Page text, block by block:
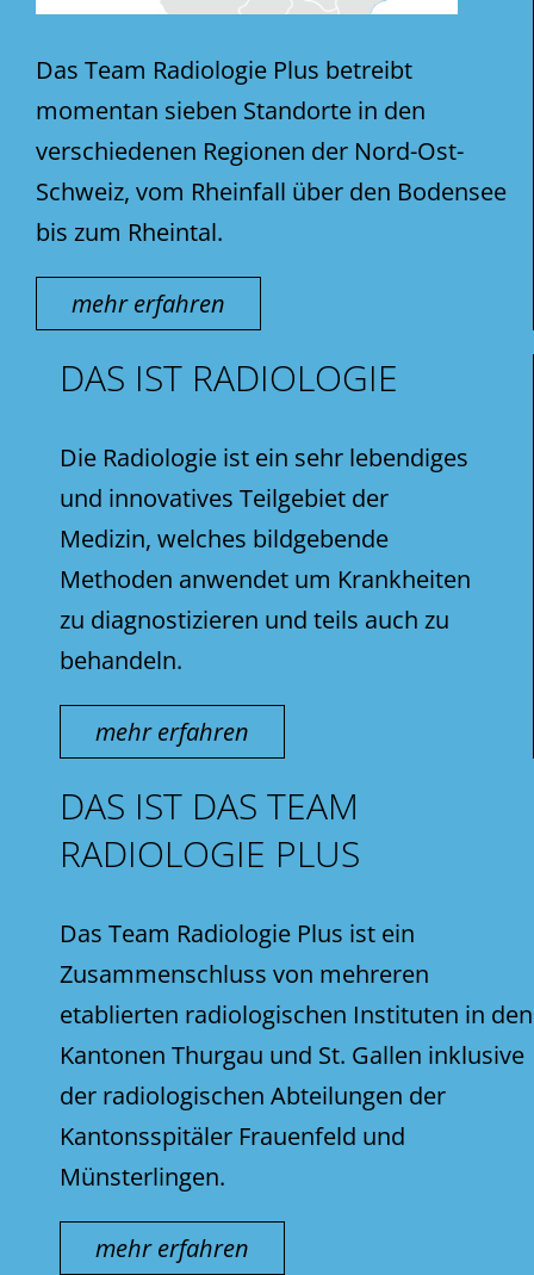
Das Team Radiologie Plus betreibt
momentan sieben Standorte in den
verschiedenen Regionen der Nord-Ost-
Schweiz, vom Rheinfall über den Bodensee
bis zum Rheintal.
mehr erfahren
DAS IST RADIOLOGIE
Die Radiologie ist ein sehr lebendiges
und innovatives Teilgebiet der
Medizin, welches bildgebende
Methoden anwendet um Krankheiten
zu diagnostizieren und teils auch zu
behandeln.
mehr erfahren
DAS IST DAS TEAM
RADIOLOGIE PLUS
Das Team Radiologie Plus ist ein
Zusammenschluss von mehreren
etablierten radiologischen Instituten in den
Kantonen Thurgau und St. Gallen inklusive
der radiologischen Abteilungen der
Kantonsspitäler Frauenfeld und
Münsterlingen.
mehr erfahren